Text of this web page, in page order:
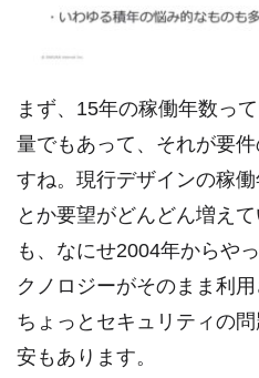
まず、15年の稼働年数っ
量でもあって、それが要
すね。現行デザインの稼
とか要望がどんどん増え
も、なにせ2004年からや
クノロジーがそのまま利
ちょっとセキュリティの
安もあります。